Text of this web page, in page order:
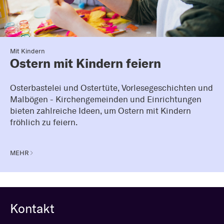
Mit Kindern
Ostern mit Kindern feiern
Osterbastelei und Ostertüte, Vorlesegeschichten und
Malbögen - Kirchengemeinden und Einrichtungen
bieten zahlreiche Ideen, um Ostern mit Kindern
fröhlich zu feiern.
MEHR
Kontakt